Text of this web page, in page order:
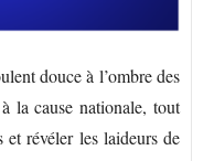
douce à l’ombre des
la cause nationale, tout
révéler les laideurs de